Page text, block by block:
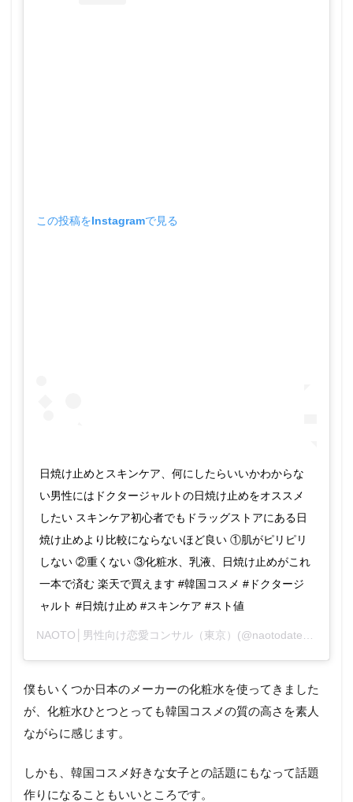
この投稿をInstagramで見る
日焼け止めとスキンケア、何にしたらいいかわからな
い男性にはドクタージャルトの日焼け止めをオススメ
したい スキンケア初心者でもドラッグストアにある日
焼け止めより比較にならないほど良い ①肌がピリピリ
しない ②重くない ③化粧水、乳液、日焼け止めがこれ
一本で済む 楽天で買えます #韓国コスメ #ドクタージ
ャルト #日焼け止め #スキンケア #スト値
NAOTO│男性向け恋愛コンサル（東京） (@naotodateplan)がシェアした投稿 –
僕もいくつか日本のメーカーの化粧水を使ってきました
が、化粧水ひとつとっても韓国コスメの質の高さを素人
ながらに感じます。
しかも、韓国コスメ好きな女子との話題にもなって話題
作りになることもいいところです。